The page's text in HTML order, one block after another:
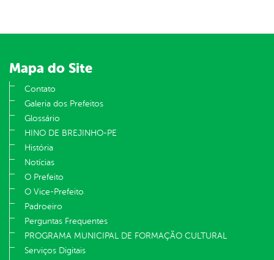
Mapa do Site
Contato
Galeria dos Prefeitos
Glossário
HINO DE BREJINHO-PE
História
Notícias
O Prefeito
O Vice-Prefeito
Padroeiro
Perguntas Frequentes
PROGRAMA MUNICIPAL DE FORMAÇÃO CULTURAL
Serviços Digitais